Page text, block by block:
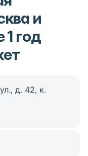
и
1 год
д. 42, к.